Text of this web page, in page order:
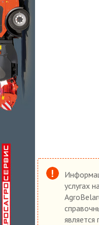
услугах